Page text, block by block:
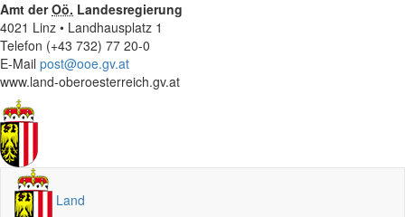
Amt derOö. Landesregierung
4021 Linz • Landhausplatz 1
Telefon (+43 732) 77 20-0
E-Mail post@ooe.gv.at
www.land-oberoesterreich.gv.at
Land